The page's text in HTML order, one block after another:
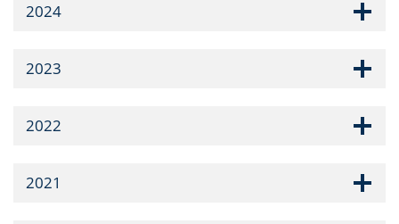
2024
2023
2022
2021